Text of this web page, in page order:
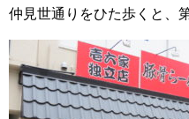
仲見世通りをひた歩くと、